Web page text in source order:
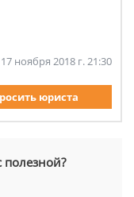
17 ноября 2018 г. 21:30
юриста
полезной?